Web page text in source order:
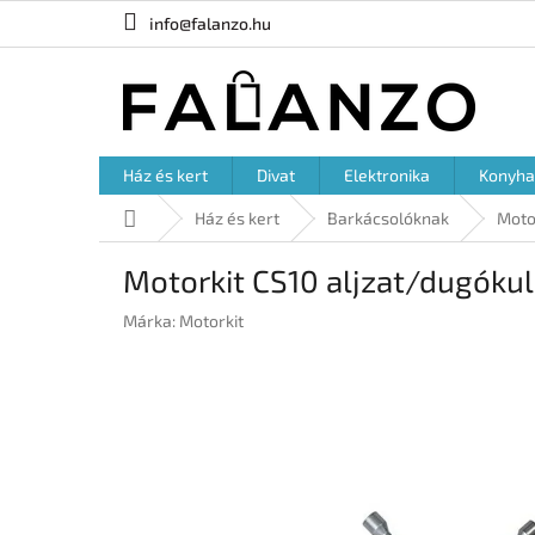
info@falanzo.hu
Ház és kert Divat Elektronika Konyha
KezdőlapHáz és kert Barkácsolóknak
Motorkit CS10 aljzat/
Márka: Motorkit